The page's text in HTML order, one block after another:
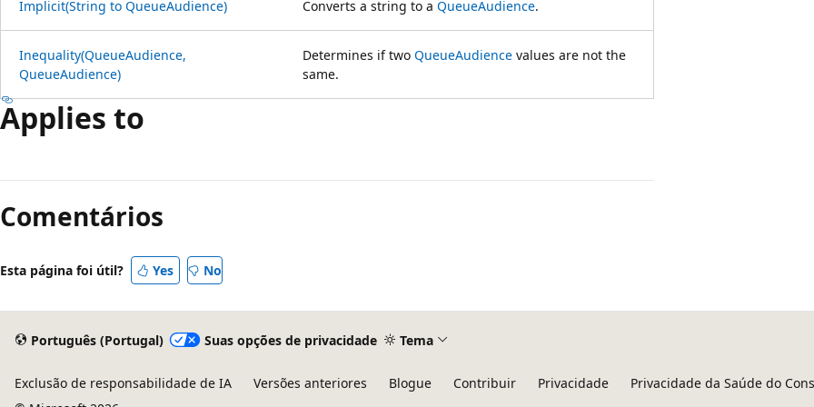
Implicit(String to QueueAudience) Converts a string to a QueueAudience.
Inequality(QueueAudience,
QueueAudience)
Determines if two QueueAudience values are not the
same.
Applies to
de
leitura
Comentários
Esta página foi útil? Yes No
Português (Portugal) Suas opções de privacidade Tema
Exclusão de responsabilidade de IA Versões anteriores Blogue Contribuir Privacidade Privacidade da Saúde do